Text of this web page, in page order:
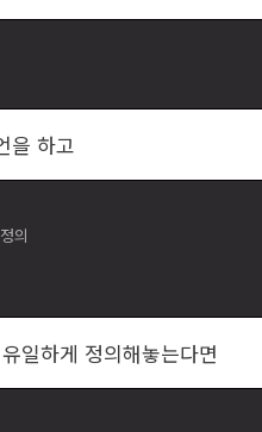
을 하고
의
일하게 정의해놓는다면